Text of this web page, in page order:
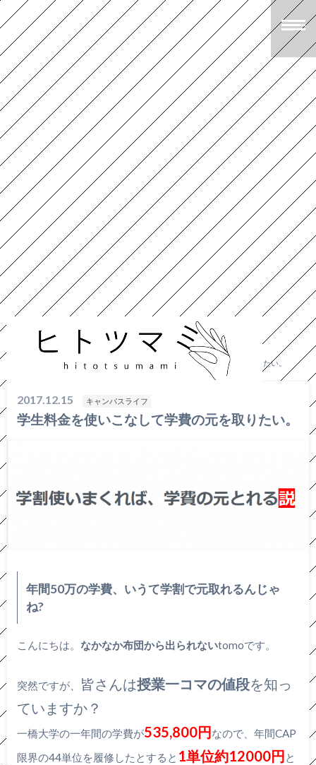
キャンパスライフ 学生料金を使いこなして学費の元を取りたい。
2017.12.15 キャンパスライフ
学生料金を使いこなして学費の元を取りたい。
年間50万の学費、いうて学割で元取れるんじゃ
ね?
こんにちは。 なかなか布団から出られないtomoです。
突然ですが、 皆さんは授業一コマの値段を知っ
ていますか？
一橋大学の一年間の学費が535,800円なので、年間CAP
限界の44単位を履修したとすると 1単位約12000円と